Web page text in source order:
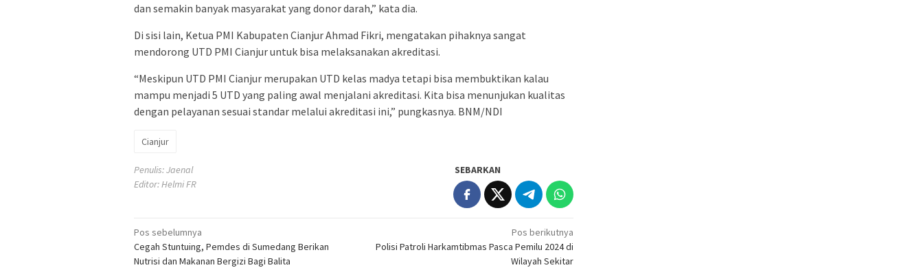
dan semakin banyak masyarakat yang donor darah,” kata dia.
Di sisi lain, Ketua PMI Kabupaten Cianjur Ahmad Fikri, mengatakan pihaknya sangat
mendorong UTD PMI Cianjur untuk bisa melaksanakan akreditasi.
“Meskipun UTD PMI Cianjur merupakan UTD kelas madya tetapi bisa membuktikan kalau
mampu menjadi 5 UTD yang paling awal menjalani akreditasi. Kita bisa menunjukan kualitas
dengan pelayanan sesuai standar melalui akreditasi ini,” pungkasnya. BNM/NDI
Cianjur
Penulis: Jaenal
Editor: Helmi FR
SEBARKAN
Navigasi
pos
Pos sebelumnya
Cegah Stuntuing, Pemdes di Sumedang Berikan
Nutrisi dan Makanan Bergizi Bagi Balita
Pos berikutnya
Polisi Patroli Harkamtibmas Pasca Pemilu 2024 di
Wilayah Sekitar